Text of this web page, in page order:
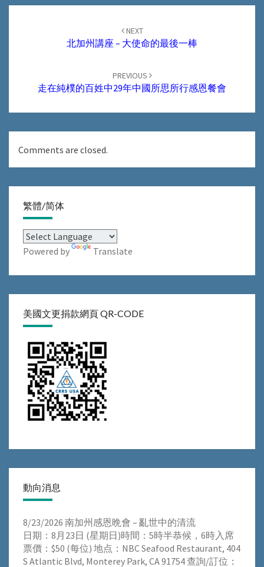
NEXT
北加州講座 – 大使命的最後一棒
PREVIOUS
走在純樸的百姓中29年中國所思所行感恩餐會
Comments are closed.
繁體/简体
Powered by Translate
美國文更捐款網頁 QR-CODE
動向消息
8/23/2026 南加州感恩晩會 – 亂世中的清流
⽇期：8⽉23⽇ (星期⽇)時間：5時半恭候，6時⼊席
票價：$50 (每位) 地点：NBC Seafood Restaurant, 404
S Atlantic Blvd, Monterey Park, CA 91754 查詢/訂位：